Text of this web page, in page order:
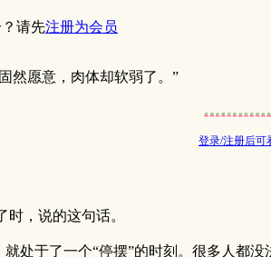
请先注册为会员
然愿意，肉体却软弱了。”
登录/注册后可
，说的这句话。
于了一个“停摆”的时刻。很多人都没